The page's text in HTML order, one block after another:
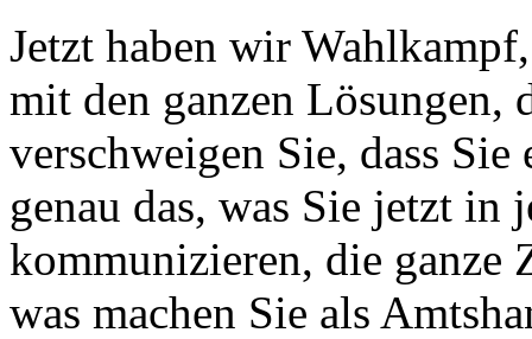
Jetzt haben wir
mit den ganzen Lösungen,
verschweigen Sie, dass
genau das, was Sie jetzt in
kommunizieren, die ganze
was machen Sie als